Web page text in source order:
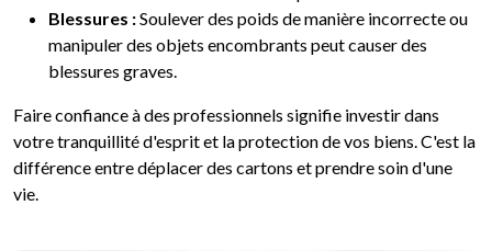
Blessures :Soulever des poids de manière incorrecte ou
manipuler des objets encombrants peut causer des
blessures graves.
Faire confiance à des professionnels signifie investir dans
votre tranquillité d'esprit et la protection de vos biens. C'est la
différence entre déplacer des cartons et prendre soin d'une
vie.